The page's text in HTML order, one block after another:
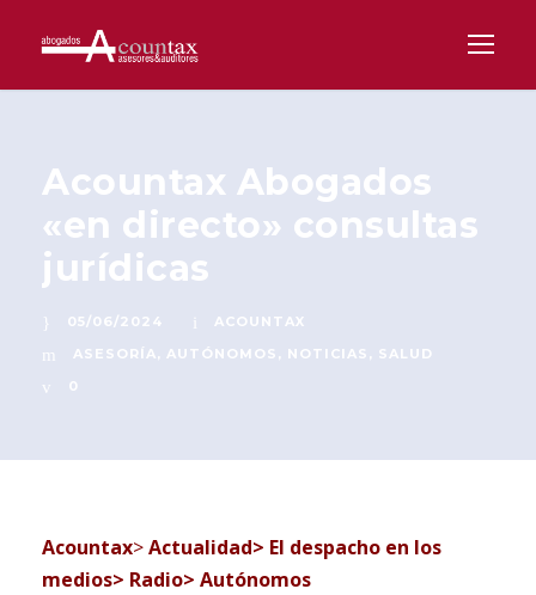
Acountax Abogados
«en directo» consultas
jurídicas
05/06/2024
ACOUNTAX
ASESORÍA, AUTÓNOMOS , NOTICIAS , SALUD
0
Acountax>Actualidad> El despacho en los
medios> Radio> Autónomos